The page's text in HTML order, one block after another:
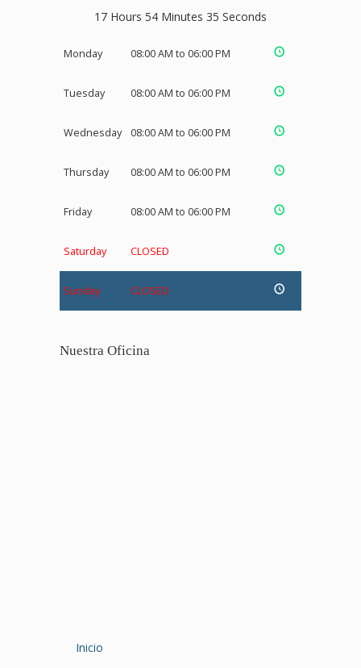
17 Hours 54 Minutes 35 Seconds
Monday 08:00 AM to 06:00 PM
Tuesday 08:00 AM to 06:00 PM
Wednesday 08:00 AM to 06:00 PM
Thursday 08:00 AM to 06:00 PM
Friday 08:00 AM to 06:00 PM
Saturday CLOSED
Sunday CLOSED
Nuestra Oficina
Inicio